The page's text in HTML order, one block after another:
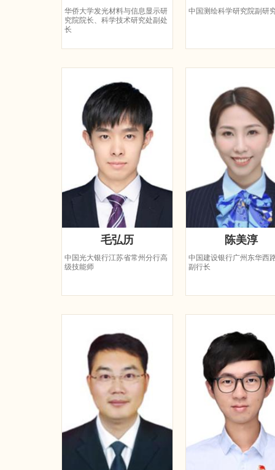
华侨大学发光材料与信息显示研
究院院长、科学技术研究处副处
长
中国测绘科学研究院副研
毛弘历
中国光大银行江苏省常州分行高
级技能师
陈美淳
中国建设银行广州东华西
副行长